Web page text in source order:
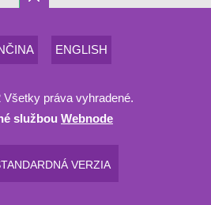
ENGLISH
práva vyhradené.
službou Webnode
VERZIA